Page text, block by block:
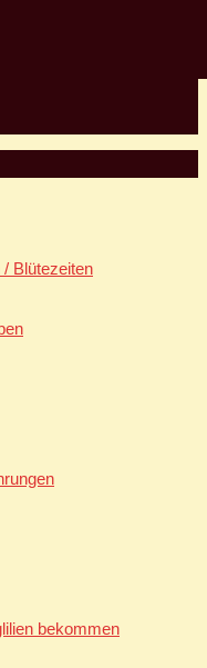
/ Blütezeiten
bekommen